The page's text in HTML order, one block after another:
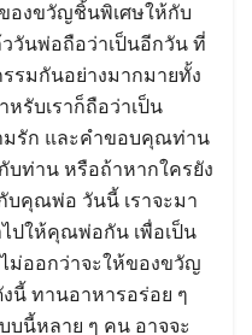
องขวัญชิ้นพิเศษให้กับ
นพ่อถือว่าเป็นอีกวัน ที่
รมกันอย่างมากมายทั้ง
รับเราก็ถือว่าเป็น
มรัก และคำขอบคุณท่าน
ท่าน หรือถ้าหากใครยัง
บคุณพ่อ วันนี้ เราจะมา
ปให้คุณพ่อกัน เพื่อเป็น
ม่ออกว่าจะให้ของขวัญ
นี้ ทานอาหารอร่อย ๆ
นี้หลาย ๆ คน อาจจะ